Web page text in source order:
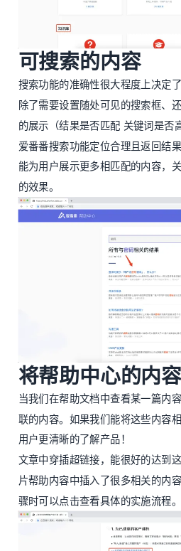
可搜索的内容
搜索功能的准确性很大程度上决定
除了需要设置随处可见的搜索框、
的展示（结果是否匹配 关键词是否
爱番番搜索功能定位合理且返回结
能为用户展示更多相匹配的内容，
的效果。
将帮助中心的内
当我们在帮助文档中查看某一篇内
联的内容。如果我们能将这些内容
用户更清晰的了解产品！
文章中穿插超链接，能很好的达到
片帮助内容中插入了很多相关的内
骤时可以点击查看具体的实施流程。